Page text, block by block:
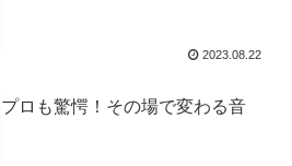
2023.08.22
プロも驚愕！その場で変わる音